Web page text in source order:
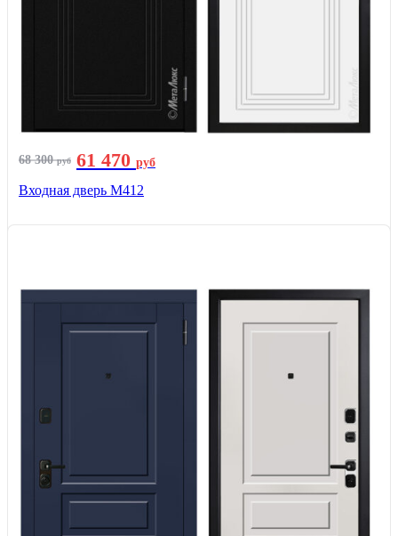
68 300руб 61 470 руб
Входная дверь М412